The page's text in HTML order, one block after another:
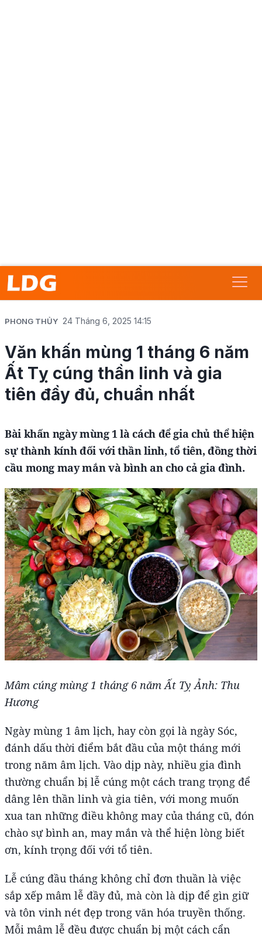
PHONG THỦY 24 Tháng 6, 2025 14:15
Văn khấn mùng 1 tháng 6 năm
Ất Tỵ cúng thần linh và gia
tiên đầy đủ, chuẩn nhất
Bài khấn ngày mùng 1 là cách để gia chủ thể hiện
sự thành kính đối với thần linh, tổ tiên, đồng thời
cầu mong may mắn và bình an cho cả gia đình.
Mâm cúng mùng 1 tháng 6 năm Ất Tỵ Ảnh: Thu
Hương
Ngày mùng 1 âm lịch, hay còn gọi là ngày Sóc,
đánh dấu thời điểm bắt đầu của một tháng mới
trong năm âm lịch. Vào dịp này, nhiều gia đình
thường chuẩn bị lễ cúng một cách trang trọng để
dâng lên thần linh và gia tiên, với mong muốn
xua tan những điều không may của tháng cũ, đón
chào sự bình an, may mắn và thể hiện lòng biết
ơn, kính trọng đối với tổ tiên.
Lễ cúng đầu tháng không chỉ đơn thuần là việc
sắp xếp mâm lễ đầy đủ, mà còn là dịp để gìn giữ
và tôn vinh nét đẹp trong văn hóa truyền thống.
Mỗi mâm lễ đều được chuẩn bị một cách cẩn